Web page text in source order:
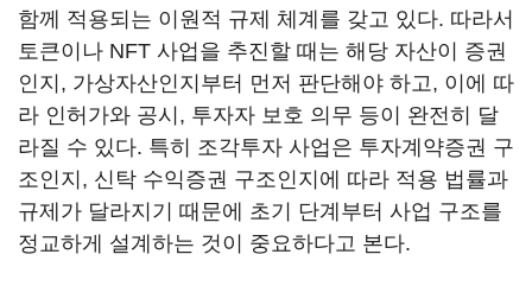
함께 적용되는 이원적 규제 체계를 갖고 있다. 따라서
토큰이나 NFT 사업을 추진할 때는 해당 자산이 증권
인지, 가상자산인지부터 먼저 판단해야 하고, 이에 따
라 인허가와 공시, 투자자 보호 의무 등이 완전히 달
라질 수 있다. 특히 조각투자 사업은 투자계약증권 구
조인지, 신탁 수익증권 구조인지에 따라 적용 법률과
규제가 달라지기 때문에 초기 단계부터 사업 구조를
정교하게 설계하는 것이 중요하다고 본다.